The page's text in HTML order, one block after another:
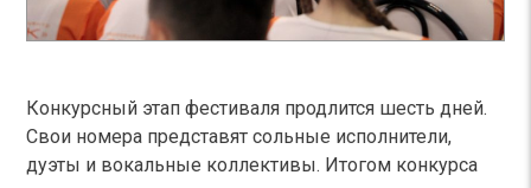
Конкурсный этап фестиваля продлится шесть дней.
Свои номера представят сольные исполнители,
дуэты и вокальные коллективы. Итогом конкурса